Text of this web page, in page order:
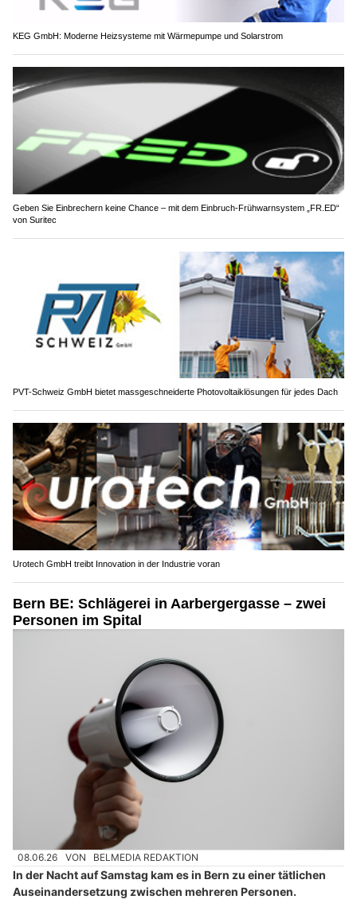
KEG GmbH: Moderne Heizsysteme mit Wärmepumpe und Solarstrom
Geben Sie Einbrechern keine Chance – mit dem Einbruch-Frühwarnsystem „FR.ED“
von Suritec
PVT-Schweiz GmbH bietet massgeschneiderte Photovoltaiklösungen für jedes Dach
Urotech GmbH treibt Innovation in der Industrie voran
Bern BE: Schlägerei in Aarbergergasse – zwei
Personen im Spital
08.06.26 VON BELMEDIA REDAKTION
In der Nacht auf Samstag kam es in Bern zu einer tätlichen
Auseinandersetzung zwischen mehreren Personen.